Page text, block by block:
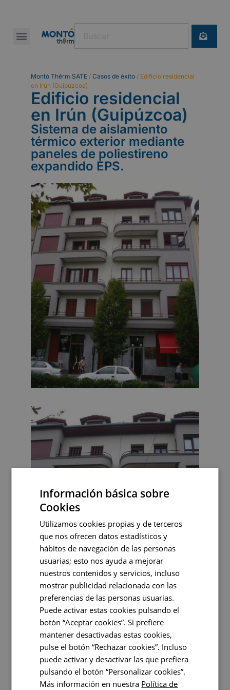
Montó Thêrm SATE / Casos de éxito / Edificio residencial
en Irún (Guipúzcoa)
Edificio residencial
en Irún (Guipúzcoa)
Sistema de aislamiento
térmico exterior mediante
paneles de poliestireno
expandido EPS.
AÑO DE
EJECUCIÓN
2013
EL RETO
El inmueble, que
contaba con una
METROS
TOTALES
360 m2
LA SOLUCIÓN
Se ha mejorado
el aislamiento
Información básica sobre
Cookies
Utilizamos cookies propias y de terceros
que nos ofrecen datos estadísticos y
hábitos de navegación de las personas
usuarias; esto nos ayuda a mejorar
nuestros contenidos y servicios, incluso
mostrar publicidad relacionada con las
preferencias de las personas usuarias.
Puede activar estas cookies pulsando el
botón “Aceptar cookies”. Si prefiere
mantener desactivadas estas cookies,
pulse el botón “Rechazar cookies”. Incluso
puede activar y desactivar las que prefiera
pulsando el botón “Personalizar cookies”.
Más información en nuestra Política de